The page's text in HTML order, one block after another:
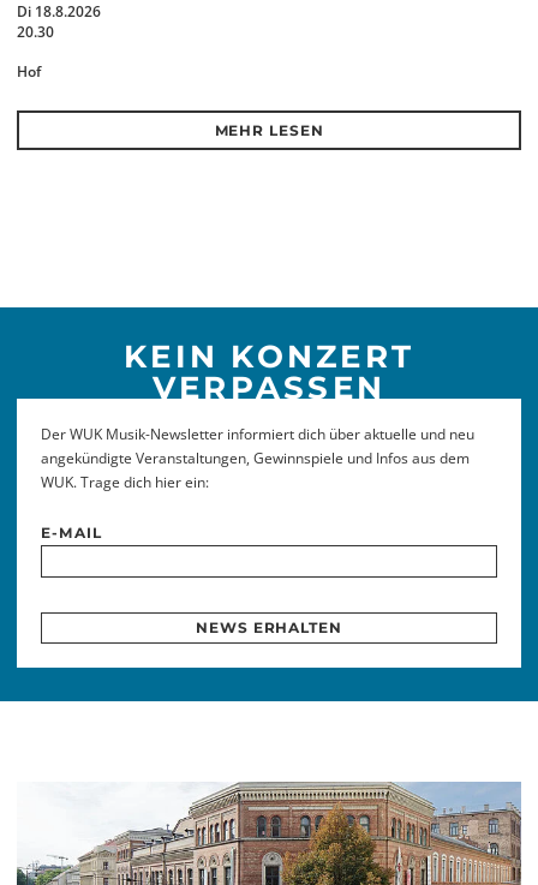
Di 18.8.2026
20.30
Hof
MEHR LESEN
KEIN KONZERT
VERPASSEN
Der WUK Musik-Newsletter informiert dich über aktuelle und neu
angekündigte Veranstaltungen, Gewinnspiele und Infos aus dem
WUK. Trage dich hier ein:
E-MAIL
NEWS ERHALTEN